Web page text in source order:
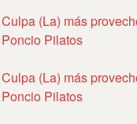
Culpa (La) más
Poncio Pilatos
Culpa (La) más
Poncio Pilatos